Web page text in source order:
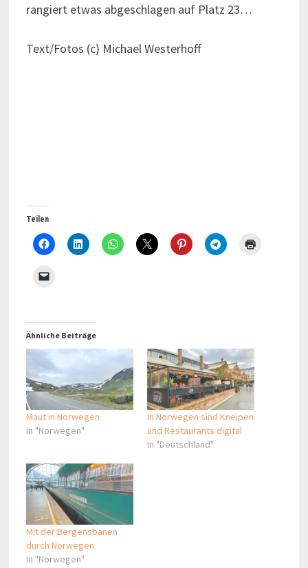
rangiert etwas abgeschlagen auf Platz 23…
Text/Fotos (c) Michael Westerhoff
Teilen
Ähnliche Beiträge
Maut in Norwegen
In "Norwegen"
In Norwegen sind Kneipen
und Restaurants digital
In "Deutschland"
Mit der Bergensbanen
durch Norwegen
In "Norwegen"